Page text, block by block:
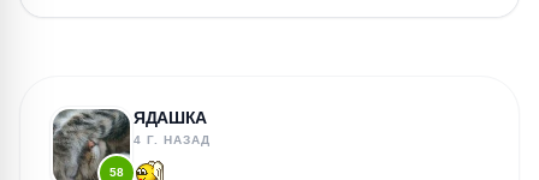
58
ЯДАШКА
4 Г. НАЗАД